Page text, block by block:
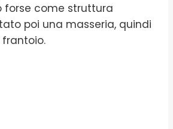
forse come struttura
poi una masseria, quindi